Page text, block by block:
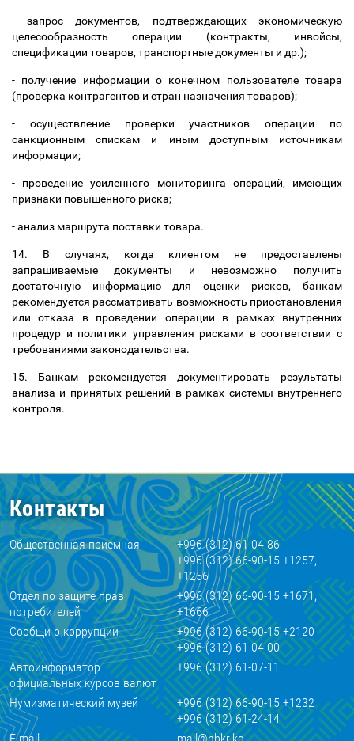
-запрос документов, подтверждающих экономическую
целесообразность операции (контракты, инвойсы,
спецификации товаров, транспортные документы и др.);
- получение информации о конечном пользователе товара
(проверка контрагентов и стран назначения товаров);
- осуществление проверки участников операции по
санкционным спискам и иным доступным источникам
информации;
- проведение усиленного мониторинга операций, имеющих
признаки повышенного риска;
-анализ маршрута поставки товара.
14. В случаях, когда клиентом не предоставлены
запрашиваемые документы и невозможно получить
достаточную информацию для оценки рисков, банкам
рекомендуется рассматривать возможность приостановления
или отказа в проведении операции в рамках внутренних
процедур и политики управления рисками в соответствии с
требованиями законодательства.
15. Банкам рекомендуется документировать результаты
анализа и принятых решений в рамках системы внутреннего
контроля.
Контакты
Общественная приемная
+996 (312) 61-04-86
+996 (312) 66-90-15 +1257,
+1256
Отдел по защите прав
потребителей
+996 (312) 66-90-15 +1671,
+1666
Сообщи о коррупции
+996 (312) 66-90-15 +2120
+996 (312) 61-04-00
Автоинформатор
официальных курсов валют
+996 (312) 61-07-11
Нумизматический музей
+996 (312) 66-90-15 +1232
+996 (312) 61-24-14